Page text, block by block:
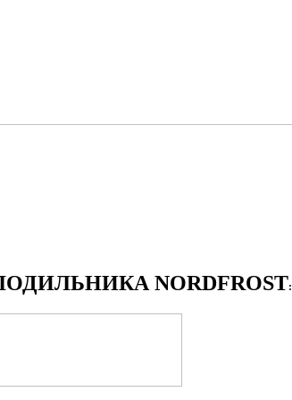
NORDFROST: